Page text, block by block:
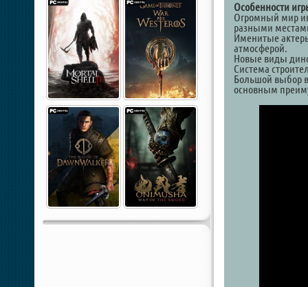
Особенности
Огромный мир
разными
Именитые
атмосферой.
Новые виды
Система
Большой выбор
основным